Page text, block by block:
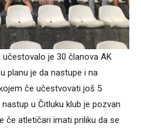
je 30 članova AK
planu je da nastupe i na
če učestvovati još 5
u Čitluku klub je pozvan
če atletičari imati priliku da se